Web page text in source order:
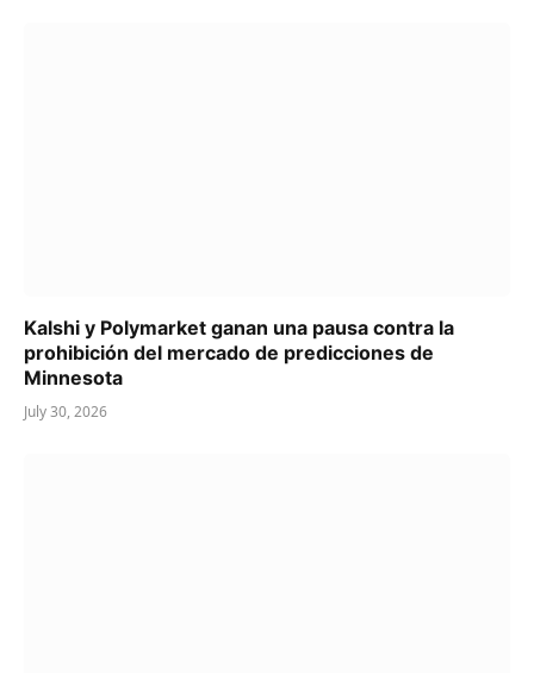
Kalshi y Polymarket ganan una pausa contra la
prohibición del mercado de predicciones de
Minnesota
July 30, 2026